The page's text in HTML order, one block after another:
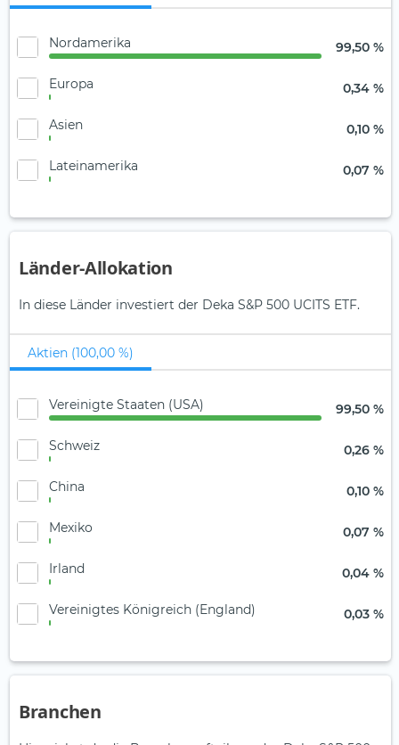
Nordamerika 99,50 %
Europa 0,34 %
Asien 0,10 %
Lateinamerika 0,07 %
Länder-Allokation
In diese Länder investiert der Deka S&P 500 UCITS ETF.
Aktien (100,00 %)
Vereinigte Staaten (USA) 99,50 %
Schweiz 0,26 %
China 0,10 %
Mexiko 0,07 %
Irland 0,04 %
Vereinigtes Königreich (England) 0,03 %
Branchen